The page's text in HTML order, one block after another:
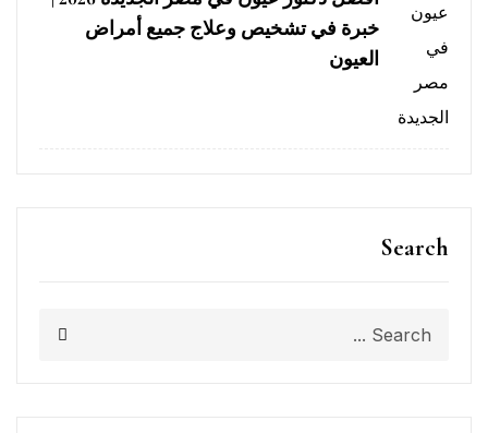
خبرة في تشخيص وعلاج جميع أمراض
العيون
Search